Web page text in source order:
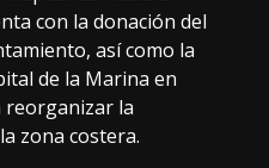
con la donación del
así como la
de la Marina en
la
zona costera.